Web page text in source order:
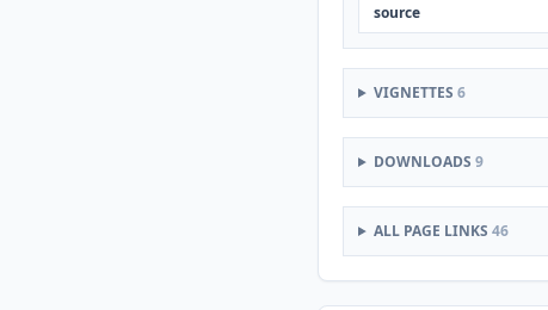
source
VIGNETTES 6
DOWNLOADS 9
ALL PAGE LINKS 46